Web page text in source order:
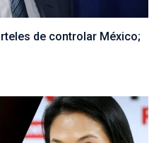
de controlar México;